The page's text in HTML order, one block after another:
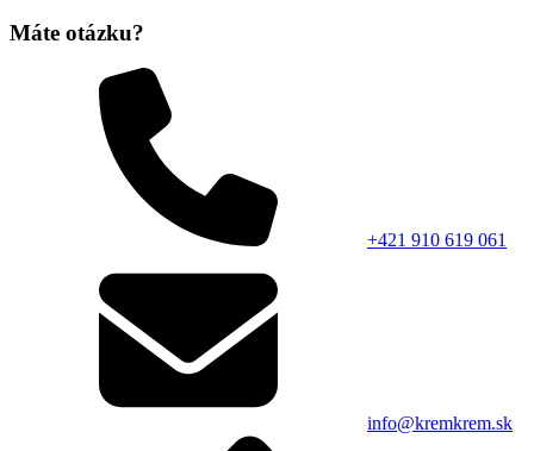
Máte otázku?
+421 910 619 061
info@kremkrem.sk